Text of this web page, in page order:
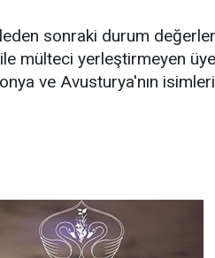
sonraki durum
mülteci yerleştirmeyen
ve Avusturya'nın